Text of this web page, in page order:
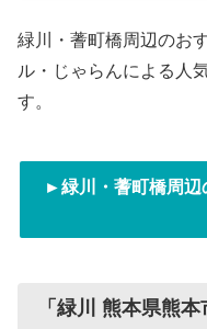
緑川・蓍町橋周辺のお
ル・じゃらんによる人
す。
►緑川・蓍町橋周辺
「緑川 熊本県熊